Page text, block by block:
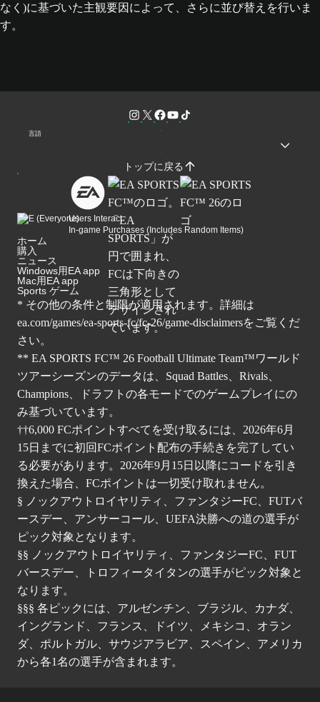
なく)に基づいた主観要因によって、さらに並び替えを行いま
す。
言語
トップに戻る
Users Interact
In-game Purchases (Includes Random Items)
ホーム
購入
ニュース
Windows用EA app
Mac用EA app
Sports ゲーム
* その他の条件と制限が適用されます。詳細は
ea.com/games/ea-sports-fc/fc-26/game-disclaimersをご覧くだ
さい。
** EA SPORTS FC™ 26 Football Ultimate Team™ワールド
ツアーシーズンのデータは、Squad Battles、Rivals、
Champions、ドラフトの各モードでのゲームプレイにの
み基づいています。
††6,000 FCポイントすべてを受け取るには、2026年6月
15日までに初回FCポイント配布の手続きを完了してい
る必要があります。2026年9月15日以降にコードを引き
換えた場合、FCポイントは一切受け取れません。
§ ノックアウトロイヤリティ、ファンタジーFC、FUTバ
ースデー、アンサーコール、UEFA決勝への道の選手が
ピック対象となります。
§§ ノックアウトロイヤリティ、ファンタジーFC、FUT
バースデー、トロフィータイタンの選手がピック対象と
なります。
§§§ 各ピックには、アルゼンチン、ブラジル、カナダ、
イングランド、フランス、ドイツ、メキシコ、オラン
ダ、ポルトガル、サウジアラビア、スペイン、アメリカ
から各1名の選手が含まれます。